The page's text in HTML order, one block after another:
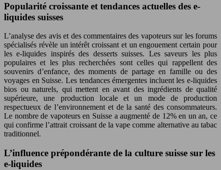
Popularité croissante et tendances actuelles des e-
liquides suisses
L’analyse des avis et des commentaires des vapoteurs sur les forums
spécialisés révèle un intérêt croissant et un engouement certain pour
les e-liquides inspirés des desserts suisses. Les saveurs les plus
populaires et les plus recherchées sont celles qui rappellent des
souvenirs d’enfance, des moments de partage en famille ou des
voyages en Suisse. Les tendances émergentes incluent les e-liquides
bios ou naturels, qui mettent en avant des ingrédients de qualité
supérieure, une production locale et un mode de production
respectueux de l’environnement et de la santé des consommateurs.
Le nombre de vapoteurs en Suisse a augmenté de 12% en un an, ce
qui confirme l’attrait croissant de la vape comme alternative au tabac
traditionnel.
L’influence prépondérante de la culture suisse sur les
e-liquides